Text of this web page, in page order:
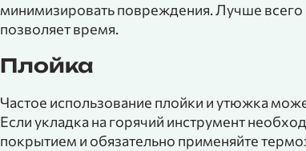
минимизировать повреждения. Лучше
позволяет время.
Плойка
Частое использование плойки и утюжка
Если укладка на горячий инструмент
покрытием и обязательно применяйте